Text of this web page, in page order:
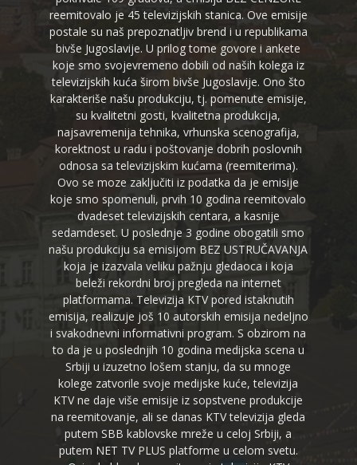
reemitovalo je 45 televizijskih stanica. Ove emisije
postale su naš prepoznatljiv brend i u republikama
bivše Jugoslavije. U prilog tome govore i ankete
koje smo svojevremeno dobili od naših kolega iz
televizijskih kuća širom bivše Jugoslavije. Ono što
karakteriše našu produkciju, tj. pomenute emisije,
su kvalitetni gosti, kvalitetna produkcija,
najsavremenija tehnika, vrhunska scenografija,
korektnost u radu i poštovanje dobrih poslovnih
odnosa sa televizijskim kućama (reemiterima).
Ovo se moze zaključiti iz podatka da je emisije
koje smo spomenuli, prvih 10 godina reemitovalo
dvadeset televizijskih centara, a kasnije
sedamdeset. U poslednje 3 godine obogatili smo
našu produkciju sa emisijom BEZ USTRUČAVANJA
koja je izazvala veliku pažnju gledaoca i koja
beleži rekordni broj pregleda na internet
platformama. Televizija KTV pored istaknutih
emisija, realizuje još 10 autorskih emisija nedeljno
i svakodnevni informativni program. S obzirom na
to da je u poslednjih 10 godina medijska scena u
Srbiji u izuzetno lošem stanju, da su mnoge
kolege zatvorile svoje medijske kuće, televizija
KTV ne daje više emisije iz sopstvene produkcije
na reemitovanje, ali se danas KTV televizija gleda
putem SBB kablovske mreže u celoj Srbiji, a
putem NET TV PLUS platforme u celom svetu.